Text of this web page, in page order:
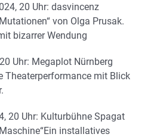
20 Uhr: dasvincenz
von Olga Prusak.
bizarrer Wendung
Uhr: Megaplot Nürnberg
Theaterperformance mit Blick
20 Uhr: Kulturbühne Spagat
installatives